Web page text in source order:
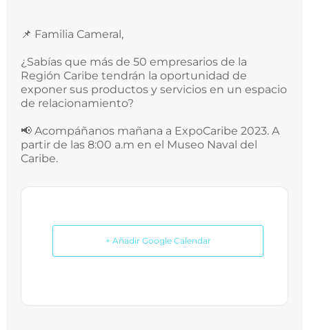
📌 Familia Cameral,
¿Sabías que más de 50 empresarios de la
Región Caribe tendrán la oportunidad de
exponer sus productos y servicios en un espacio
de relacionamiento?
📢 Acompáñanos mañana a ExpoCaribe 2023. A
partir de las 8:00 a.m en el Museo Naval del
Caribe.
+ Añadir Google Calendar